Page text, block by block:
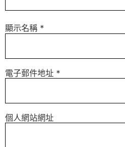
顯示名稱 *
電子郵件地址 *
個人網站網址